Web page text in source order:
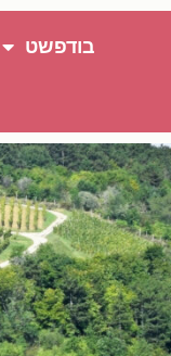
בודפשט